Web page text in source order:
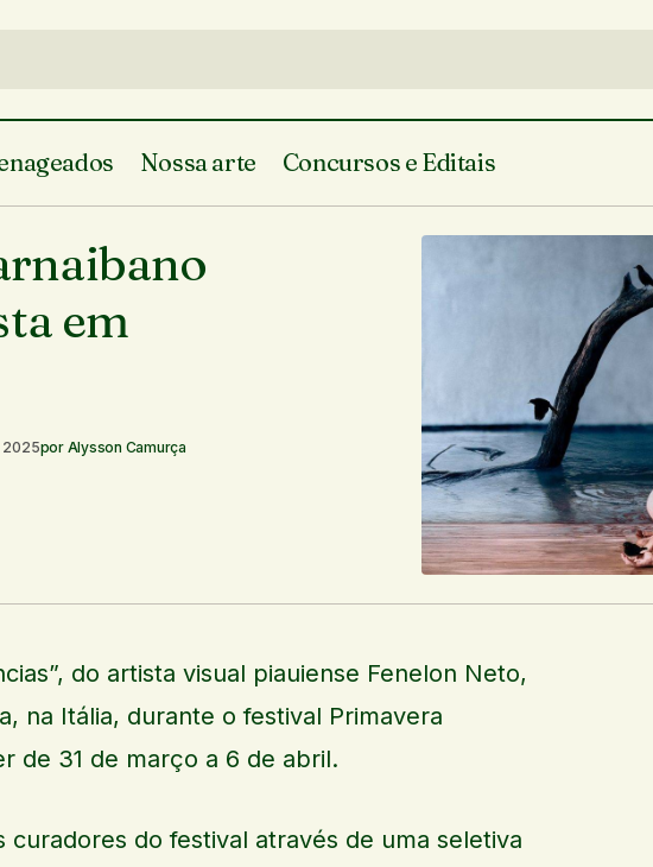
Nossa arte Concursos e Editais
Obra do artista visual parnaibano Fenelon Neto será
exposta em Florença
em
2025por Alysson Camurça
do artista visual piauiense Fenelon Neto,
na Itália, durante o festival Primavera
de 31 de março a 6 de abril.
curadores do festival através de uma seletiva